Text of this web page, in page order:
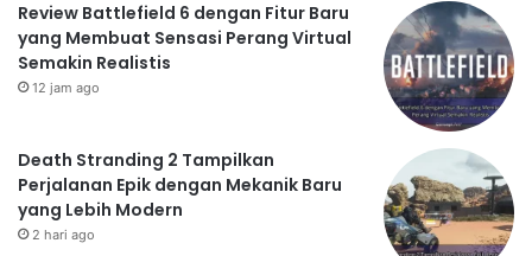
Review Battlefield 6 dengan Fitur Baru
yang Membuat Sensasi Perang Virtual
Semakin Realistis
12 jam ago
Death Stranding 2 Tampilkan
Perjalanan Epik dengan Mekanik Baru
yang Lebih Modern
2 hari ago